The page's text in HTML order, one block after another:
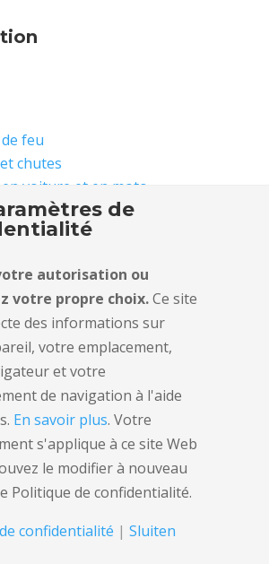
feu
chutes
en voiture et en moto
& techniques
& location
confidentialité
Stunt
Tongeren
de
autorisation ou
votre propre choix.Ce site
des informations sur
votre emplacement,
et votre
de navigation à l'aide
En savoir plus. Votre
s'applique à ce site Web
le modifier à nouveau
Politique de confidentialité.
confidentialité | Sluiten